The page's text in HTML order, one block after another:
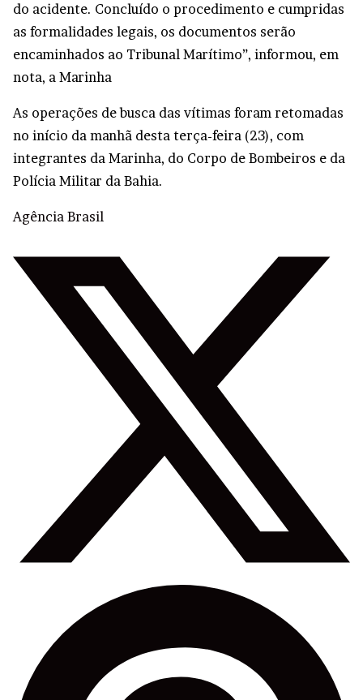
do acidente. Concluído o procedimento e cumpridas
as formalidades legais, os documentos serão
encaminhados ao Tribunal Marítimo”, informou, em
nota, a Marinha
As operações de busca das vítimas foram retomadas
no início da manhã desta terça-feira (23), com
integrantes da Marinha, do Corpo de Bombeiros e da
Polícia Militar da Bahia.
Agência Brasil